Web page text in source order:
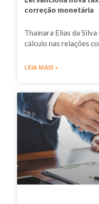
correção monetária
Thainara Elias da
cálculo nas relações
LEIA MAIS »